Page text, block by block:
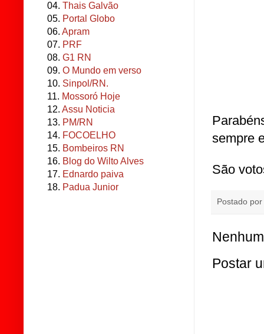
sempre
São
Postado por
Postar
04. Thais Galvão
05. Portal Globo
06. Apram
07. PRF
08. G1 RN
09. O Mundo em verso
10. Sinpol/RN.
11. Mossoró Hoje
12. Assu Noticia
13. PM/RN
14. FOCOELHO
15. Bombeiros RN
16. Blog do Wilto Alves
17. Ednardo paiva
18. Padua Junior